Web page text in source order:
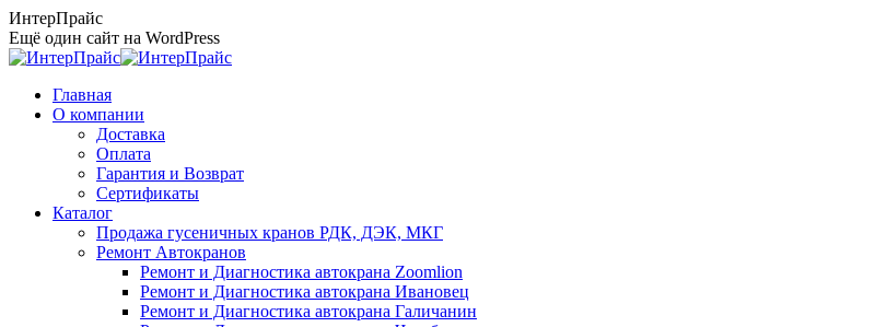
Перейти
к
содержанию
ИнтерПрайс
Ещё один сайт на WordPress
Главная
О компании
Доставка
Оплата
Гарантия и Возврат
Сертификаты
Каталог
Продажа гусеничных кранов РДК, ДЭК, МКГ
Ремонт Автокранов
Ремонт и Диагностика автокрана Zoomlion
Ремонт и Диагностика автокрана Ивановец
Ремонт и Диагностика автокрана Галичанин